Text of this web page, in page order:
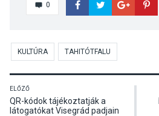
0
KULTÚRA TAHITÓTFALU
ELŐZŐ
QR-kódok tájékoztatják a
látogatókat Visegrád padjain